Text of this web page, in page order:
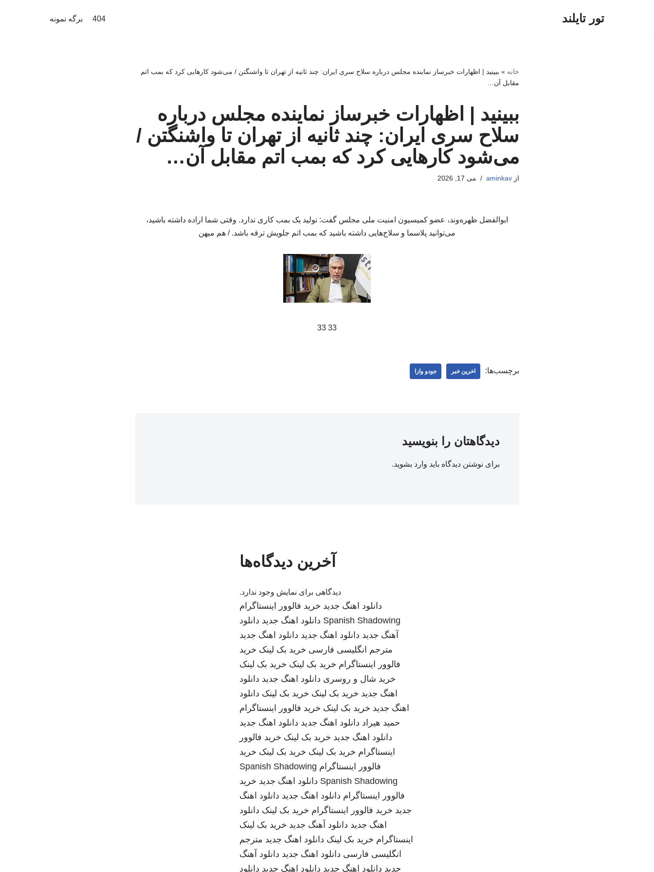
تور تایلند 404 برگه نمونه
خانه » ببینید | اظهارات خبرساز نماینده مجلس درباره سلاح سری ایران: چند ثانیه از تهران تا واشنگتن / می‌شود کارهایی کرد که بمب اتم
مقابل آن…
ببینید | اظهارات خبرساز نماینده مجلس درباره
سلاح سری ایران: چند ثانیه از تهران تا واشنگتن /
می‌شود کارهایی کرد که بمب اتم مقابل آن…
ازaminkav می 17, 2026
ابوالفضل ظهره‌وند، عضو کمیسیون امنیت ملی مجلس گفت: تولید یک بمب کاری ندارد. وقتی شما اراده داشته باشید،
می‌توانید پلاسما و سلاح‌هایی داشته باشید که بمب اتم جلویش ترقه باشد. / هم میهن
33 33
برچسب‌ها: اخرین خبر جودو وازا
دیدگاهتان را بنویسید
برای نوشتن دیدگاه باید وارد بشوید.
آخرین دیدگاه‌ها
دیدگاهی برای نمایش وجود ندارد.
دانلود اهنگ جدید خرید فالوور اینستاگرام
Spanish Shadowing دانلود اهنگ جدید دانلود
آهنگ جدید دانلود اهنگ جدید دانلود اهنگ جدید
مترجم انگلیسی فارسی خرید بک لینک خرید
فالوور اینستاگرام خرید بک لینک خرید بک لینک
خرید شال و روسری دانلود اهنگ جدید دانلود
اهنگ جدید خرید بک لینک خرید بک لینک دانلود
اهنگ جدید خرید بک لینک خرید فالوور اینستاگرام
حمید هیراد دانلود اهنگ جدید دانلود اهنگ جدید
دانلود اهنگ جدید خرید بک لینک خرید فالوور
اینستاگرام خرید بک لینک خرید بک لینک خرید
فالوور اینستاگرام Spanish Shadowing
Spanish Shadowing دانلود اهنگ جدید خرید
فالوور اینستاگرام دانلود اهنگ جدید دانلود اهنگ
جدید خرید فالوور اینستاگرام خرید بک لینک دانلود
اهنگ جدید دانلود آهنگ جدید خرید بک لینک
اینستاگرام خرید بک لینک دانلود اهنگ جدید مترجم
انگلیسی فارسی دانلود اهنگ جدید دانلود آهنگ
جدید دانلود اهنگ جدید دانلود اهنگ جدید دانلود